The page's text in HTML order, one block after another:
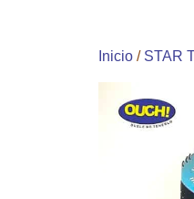
Inicio / STAR